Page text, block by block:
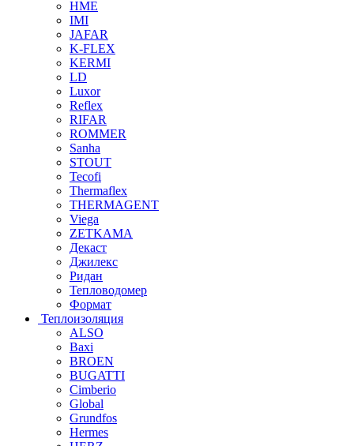
HME
IMI
JAFAR
K-FLEX
KERMI
LD
Luxor
Reflex
RIFAR
ROMMER
Sanha
STOUT
Tecofi
Thermaflex
THERMAGENT
Viega
ZETKAMA
Декаст
Джилекс
Ридан
Тепловодомер
Формат
Теплоизоляция
ALSO
Baxi
BROEN
BUGATTI
Cimberio
Global
Grundfos
Hermes